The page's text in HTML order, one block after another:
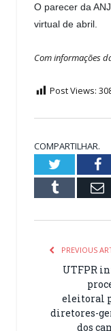
O parecer da
virtual de abril.
Com informações
Post Views:
COMPARTILHAR.
Twitter
Tumblr
PREVIOUS
UTFPR
eleitoral
diretores-
dos